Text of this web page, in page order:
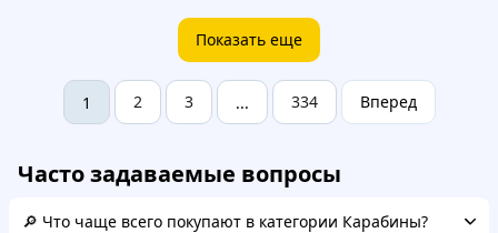
Показать еще
1 2 3 ... 334 Вперед
Часто задаваемые вопросы
🔎 Что чаще всего покупают в категории Карабины?